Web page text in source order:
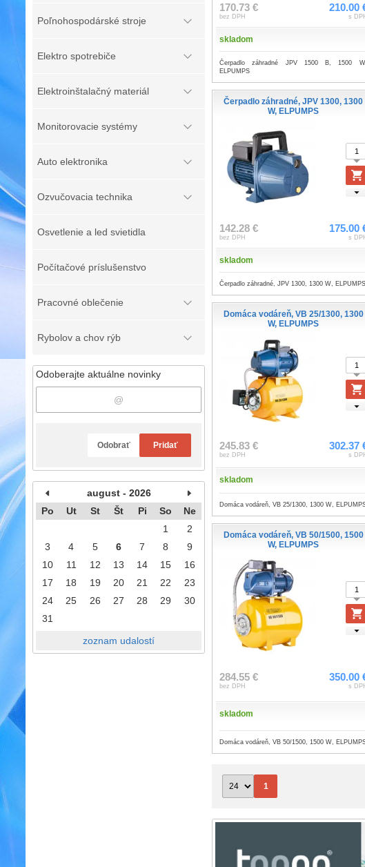
Poľnohospodárské stroje
Elektro spotrebiče
Elektroinštalačný materiál
Monitorovacie systémy
Auto elektronika
Ozvučovacia technika
Osvetlenie a led svietidla
Počítačové príslušenstvo
Pracovné oblečenie
Rybolov a chov rýb
Odoberajte aktuálne novinky
Odobrať Pridať
august - 2026
Po
Ut St Št Pi So
Ne
1
2
3
4 5 6 7 8
9
10
11 12 13 14 15
16
17
18 19 20 21 22
23
24
25 26 27 28 29
30
31
zoznam udalostí
170.73 €
bez DPH
210.00
s
skladom
Čerpadlo záhradné JPV 1500 B, 1500
ELPUMPS
Čerpadlo záhradné, JPV 1300, 1300
W, ELPUMPS
142.28 €
bez DPH
175.00
s
skladom
Čerpadlo záhradné, JPV 1300, 1300 W, ELPUMPS
Domáca vodáreň, VB 25/1300, 1300
W, ELPUMPS
245.83 €
bez DPH
302.37
s
skladom
Domáca vodáreň, VB 25/1300, 1300 W,
Domáca vodáreň, VB 50/1500, 1500
W, ELPUMPS
284.55 €
bez DPH
350.00
s
skladom
Domáca vodáreň, VB 50/1500, 1500 W,
1